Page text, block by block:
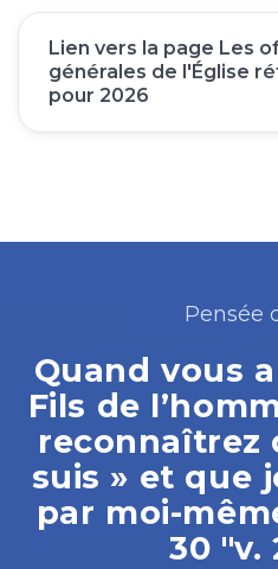
Lien vers la page Les
générales de l'Église
pour 2026
Pensée
Quand vous
Fils de
reconnaîtrez
suis » et que
par moi-
30 "v.